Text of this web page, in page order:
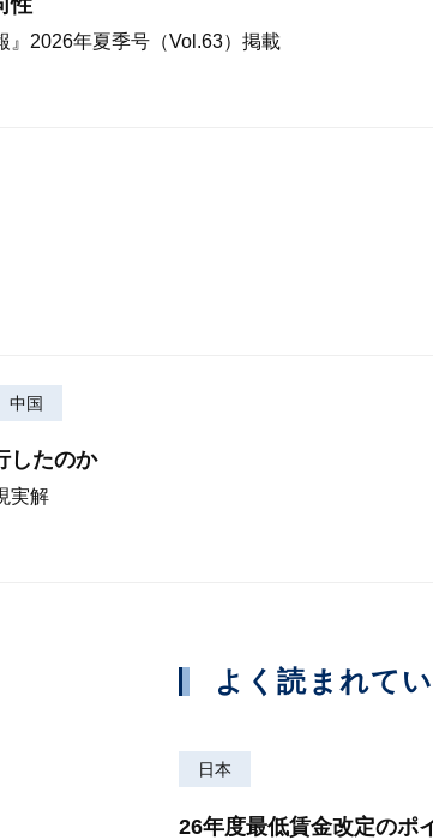
性
』2026年夏季号（Vol.63）掲載
中国
したのか
実解
よく読まれて
日本
26年度最低賃金改定のポ